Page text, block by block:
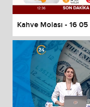
Kahve Molası - 16